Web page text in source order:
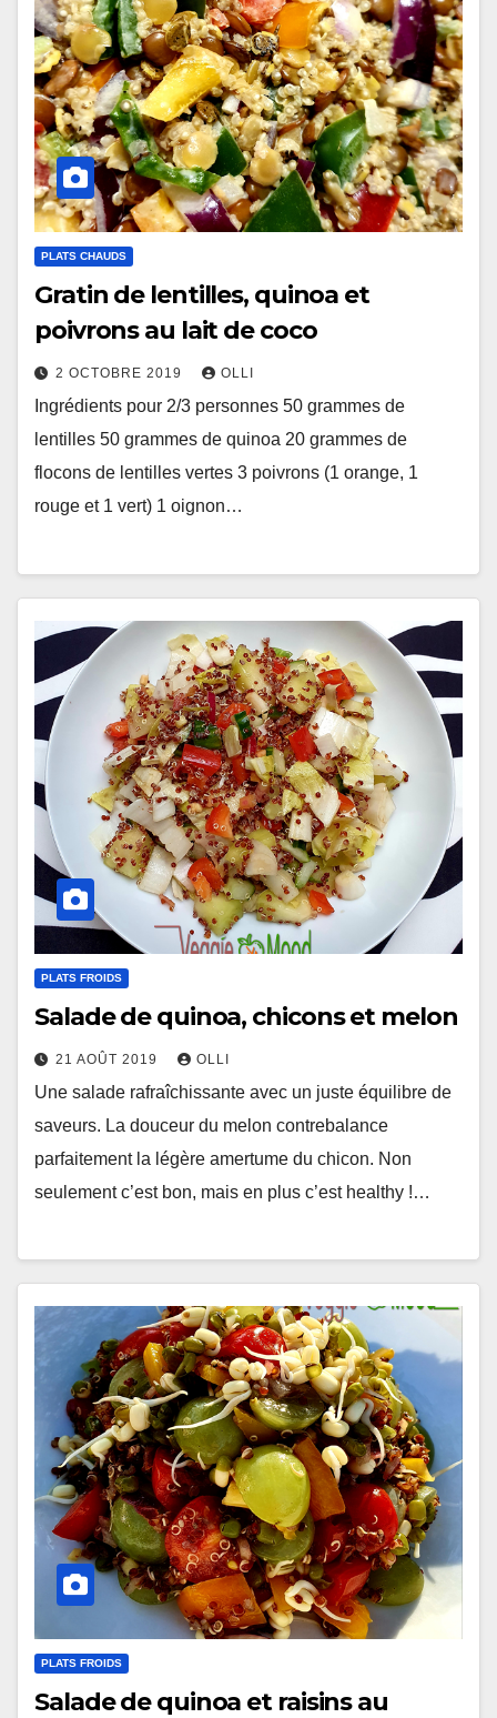
PLATS CHAUDS
Gratin de lentilles, quinoa et
poivrons au lait de coco
2 OCTOBRE 2019 OLLI
Ingrédients pour 2/3 personnes 50 grammes de
lentilles 50 grammes de quinoa 20 grammes de
flocons de lentilles vertes 3 poivrons (1 orange, 1
rouge et 1 vert) 1 oignon…
PLATS FROIDS
Salade de quinoa, chicons et melon
21 AOÛT 2019 OLLI
Une salade rafraîchissante avec un juste équilibre de
saveurs. La douceur du melon contrebalance
parfaitement la légère amertume du chicon. Non
seulement c’est bon, mais en plus c’est healthy !…
PLATS FROIDS
Salade de quinoa et raisins au